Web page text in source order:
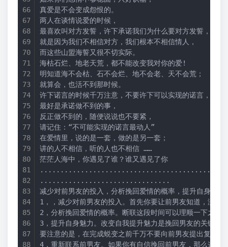
真爱是不会变成怨恨的。
两人在谈情说爱的时候，
最喜欢叫对方发誓，许下承诺我们为什么要对方发誓，
就是因为我们不相信对方，我们根本不相信情人，
而这些山盟海誓又很不切实际。
海枯石烂、地老天荒，都不能改变我对你的爱!
明知道海不会枯、石不会烂、地不会老、天不会荒；
就算会，也活不到那时候。
许下诺言的时候千万注意，不要许下可以实现的诺言，
最好是承诺做不到的事，
反正做不到的，随便说说也不要紧，
请记住：“不可能实现的诺言最动人”
在爱情里，说的是一套，做的是另一套；
讲的人不相信，听的人也不相信 ……
茫茫人海中，你遇见了谁？谁又遇见了你
................................
减少对前男友的投入，分析挽回爱情的概率，提升自身魅
1，，减少对前男友的投入。首先你要让前男友知道，没了
2，分析挽回爱情的概率。断联这段时间可以理顺一下之前
3，提升自身魅力。改变自我提升魅力是挽回男友的关键，
要注意的是，在完成蜕变之前千万不要向前男友提出复合
4，重新联系前男友。如果你有自信挽回前男友，那么这时